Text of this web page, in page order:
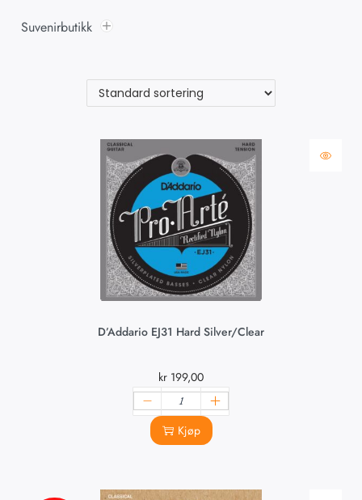
Suvenirbutikk
D’Addario EJ31 Hard Silver/Clear
kr 199,00
Kjøp